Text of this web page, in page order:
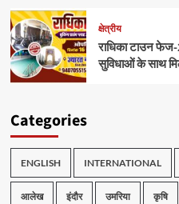
क्षेत्रीय
राधिका टाउन
सुविधाओं के साथ
Categories
ENGLISH INTERNATIONAL
आलेख इंदौर उमरिया कृषि